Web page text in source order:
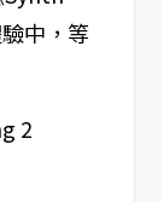
中，等